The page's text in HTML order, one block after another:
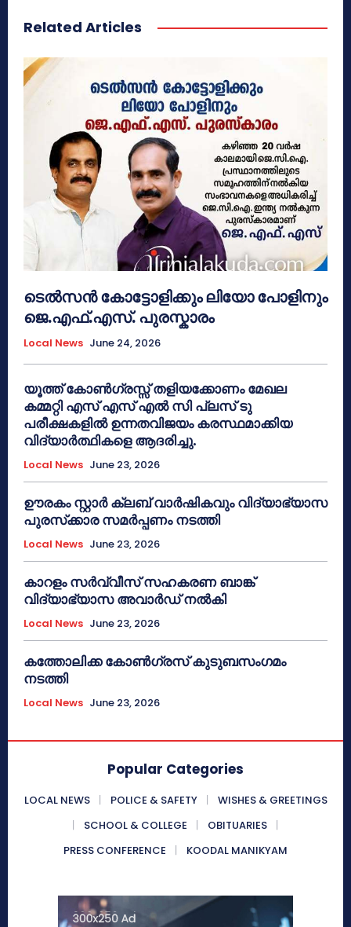
Related Articles
ടെൽസൻ കോട്ടോളിക്കും ലിയോ പോളിനും
ജെ.എഫ്.എസ്. പുരസ്കാരം
Local News June 24, 2026
യൂത്ത് കോൺഗ്രസ്സ് തളിയക്കോണം മേഖല
കമ്മറ്റി എസ് എസ് എൽ സി പ്ലസ് ടു
പരീക്ഷകളിൽ ഉന്നതവിജയം കരസ്ഥമാക്കിയ
വിദ്യാർത്ഥികളെ ആദരിച്ചു.
Local News June 23, 2026
ഊരകം സ്റ്റാർ ക്ലബ് വാർഷികവും വിദ്യാഭ്യാസ
പുരസ്‌ക്കാര സമർപ്പണം നടത്തി
Local News June 23, 2026
കാറളം സർവ്വീസ് സഹകരണ ബാങ്ക്
വിദ്യാഭ്യാസ അവാർഡ് നൽകി
Local News June 23, 2026
കത്തോലിക്ക കോൺഗ്രസ് കുടുബസംഗമം
നടത്തി
Local News June 23, 2026
Popular Categories
LOCAL NEWS POLICE & SAFETY
WISHES & GREETINGS
SCHOOL & COLLEGE
OBITUARIES
PRESS CONFERENCE
KOODAL MANIKYAM